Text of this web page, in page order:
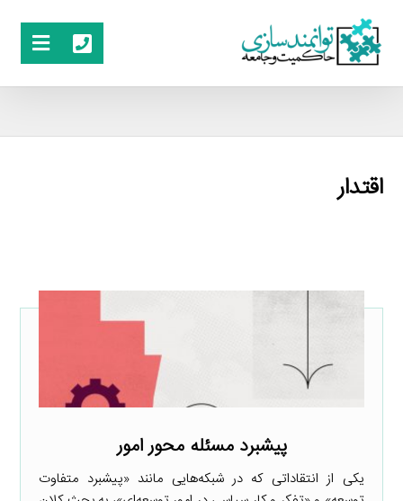
اقتدار
پیشبرد مسئله محور امور
یکی از انتقاداتی که در شبکه‌هایی مانند «پیشبرد متفاوت